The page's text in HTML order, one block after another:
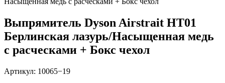
Выпрямитель Dyson Airstrait HT01
Берлинская лазурь/Насыщенная медь
с расческами + Бокс чехол
Артикул: 10065−19